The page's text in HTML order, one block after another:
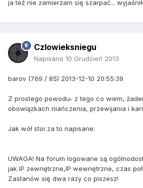
ja też nie zamierzam się szarpać...
Czlowieksniegu
Napisano 10 Grudzień 2013
barov (769 / 85) 2013-12-10 20:55:39
Z prostego powodu- z tego co wiem,
obowiązkach niańczenia, przewijania i
Jak wół stoi za to napisane:
UWAGA! Na forum logowane są
jak IP zewnętrzne,IP wewnętrzne, czas
Zastanów się dwa razy co piszesz!